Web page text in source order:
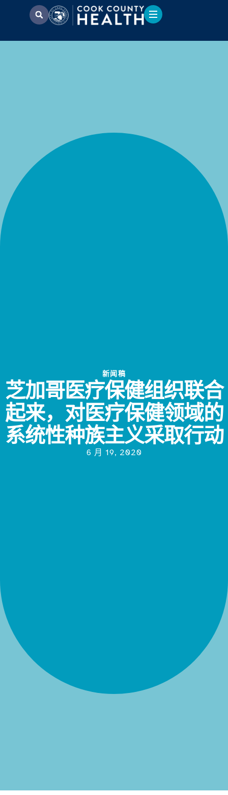
新闻稿
芝加哥医疗保健组织联合
起来，对医疗保健领域的
系统性种族主义采取行动
6 月 19, 2020